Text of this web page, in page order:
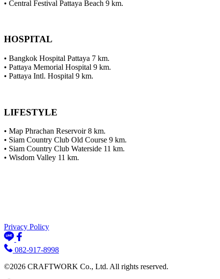
• Central Festival Pattaya Beach 9 km.
HOSPITAL
• Bangkok Hospital Pattaya 7 km.
• Pattaya Memorial Hospital 9 km.
• Pattaya Intl. Hospital 9 km.
LIFESTYLE
• Map Phrachan Reservoir 8 km.
• Siam Country Club Old Course 9 km.
• Siam Country Club Waterside 11 km.
• Wisdom Valley 11 km.
Privacy Policy
082-917-8998
©2026 CRAFTWORK Co., Ltd. All rights reserved.